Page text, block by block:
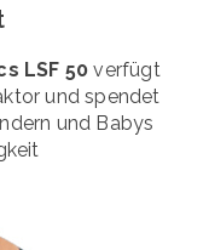
LSF 50verfügt
und spendet
und Babys